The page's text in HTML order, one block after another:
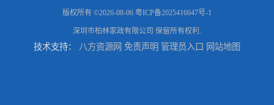
版权所有 ©2026-08-06 粤ICP备2025416647号-1
深圳市柏林家政有限公司 保留所有权利.
技术支持： 八方资源网 免责声明 管理员入口 网站地图